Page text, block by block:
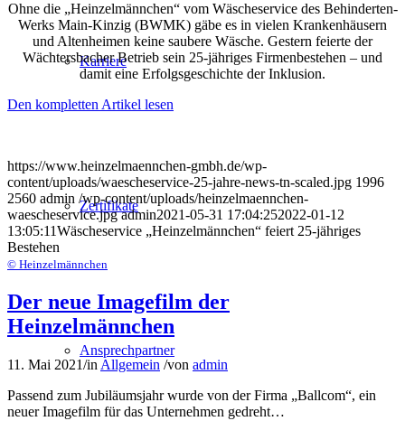
Karriere
Zertifikate
Ansprechpartner
Ohne die „Heinzelmännchen“ vom Wäscheservice des Behinderten-
Werks Main-Kinzig (BWMK) gäbe es in vielen Krankenhäusern
und Altenheimen keine saubere Wäsche. Gestern feierte der
Wächtersbacher Betrieb sein 25-jähriges Firmenbestehen – und
damit eine Erfolgsgeschichte der Inklusion.
Den kompletten Artikel lesen
https://www.heinzelmaennchen-gmbh.de/wp-
content/uploads/waescheservice-25-jahre-news-tn-scaled.jpg 1996
2560 admin /wp-content/uploads/heinzelmaennchen-
waescheservice.jpg admin2021-05-31 17:04:252022-01-12
13:05:11Wäscheservice „Heinzelmännchen“ feiert 25-jähriges
Bestehen
© Heinzelmännchen
Der neue Imagefilm der
Heinzelmännchen
11. Mai 2021/in Allgemein /von admin
Passend zum Jubiläumsjahr wurde von der Firma „Ballcom“, ein
neuer Imagefilm für das Unternehmen gedreht…